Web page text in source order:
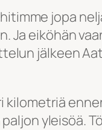
jopa
Ja eiköhän
jälkeen
yleisöä.